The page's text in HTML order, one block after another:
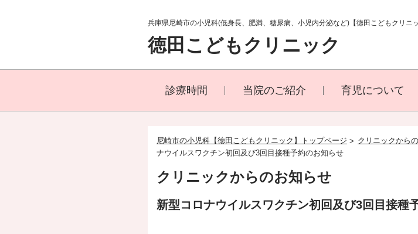
兵庫県尼崎市の小児科(低身長、肥満、糖尿病、小児内分泌など)【徳田こどもクリ
徳田こどもクリニック
診療時間 当院のご紹介 育児について
尼崎市の小児科【徳田こどもクリニック】トップページ クリニックから
ナウイルスワクチン初回及び3回目接種予約のお知らせ
クリニックからのお知らせ
新型コロナウイルスワクチン初回及び3回目接種